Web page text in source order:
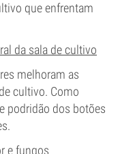
que enfrentam
da sala de cultivo
melhoram as
cultivo. Como
podridão dos botões
e fungos